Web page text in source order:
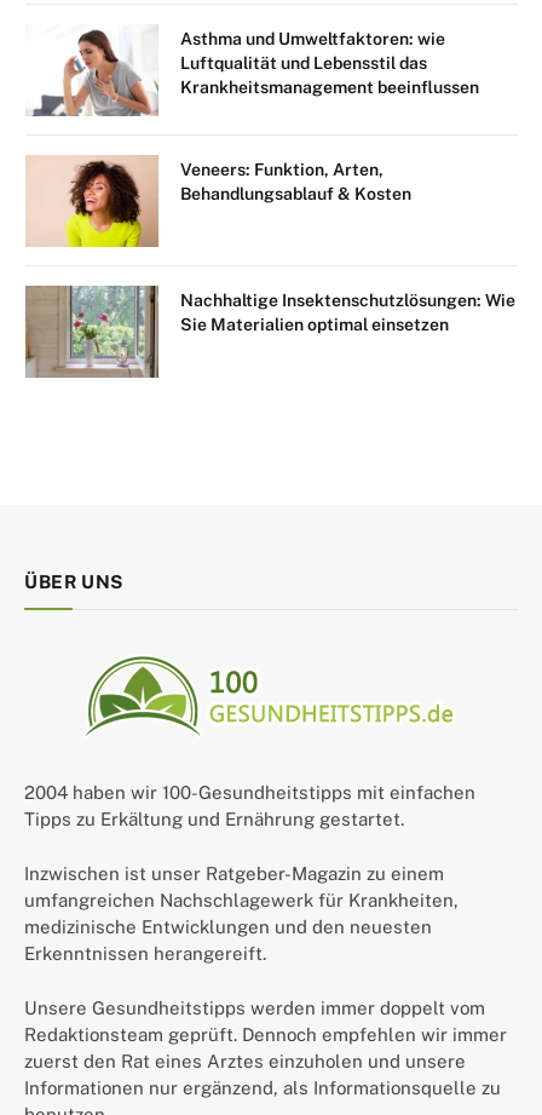
Asthma und Umweltfaktoren: wie
Luftqualität und Lebensstil das
Krankheitsmanagement beeinflussen
Veneers: Funktion, Arten,
Behandlungsablauf & Kosten
Nachhaltige Insektenschutzlösungen: Wie
Sie Materialien optimal einsetzen
ÜBER UNS
2004 haben wir 100-Gesundheitstipps mit einfachen
Tipps zu Erkältung und Ernährung gestartet.
Inzwischen ist unser Ratgeber-Magazin zu einem
umfangreichen Nachschlagewerk für Krankheiten,
medizinische Entwicklungen und den neuesten
Erkenntnissen herangereift.
Unsere Gesundheitstipps werden immer doppelt vom
Redaktionsteam geprüft. Dennoch empfehlen wir immer
zuerst den Rat eines Arztes einzuholen und unsere
Informationen nur ergänzend, als Informationsquelle zu